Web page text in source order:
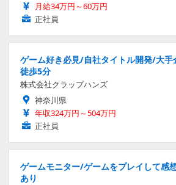
月給34万円～60万円
正社員
ゲーム好き必見/自社タイトル開発/大
徒歩5分
株式会社クラップハンズ
神奈川県
年収324万円～504万円
正社員
ゲームモニター/ゲームをプレイして感
あり